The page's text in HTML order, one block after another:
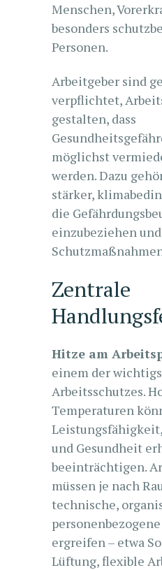
Menschen,
besonders
Personen.
Arbeitgeber sind
verpflichtet,
gestalten, dass
möglichst
werden. Dazu
stärker,
die
einzubeziehen
Zentrale
Hitze am
einem der
Arbeitsschutzes.
Temperaturen
und Gesundheit
beeinträchtigen.
müssen je nach
technische,
ergreifen – etwa
Lüftung, flexible